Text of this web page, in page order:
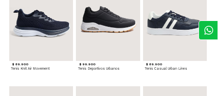
$ 89.900
Tenis Knit Air Movement
$ 99.900
Tenis Deportivos Urbanos
$ 89.900
Tenis Casual Urban Lines